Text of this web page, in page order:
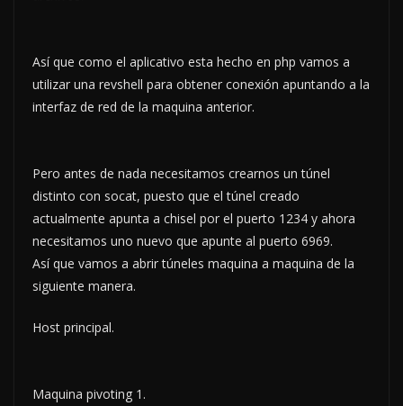
Así que como el aplicativo esta hecho en php vamos a
utilizar una revshell para obtener conexión apuntando a la
interfaz de red de la maquina anterior.
Pero antes de nada necesitamos crearnos un túnel
distinto con socat, puesto que el túnel creado
actualmente apunta a chisel por el puerto 1234 y ahora
necesitamos uno nuevo que apunte al puerto 6969.
Así que vamos a abrir túneles maquina a maquina de la
siguiente manera.
Host principal.
Maquina pivoting 1.